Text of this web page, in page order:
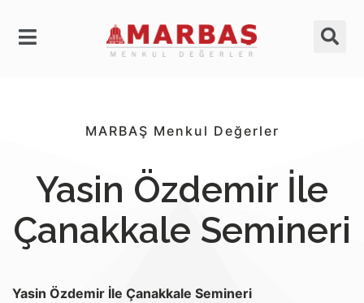
MARBAŞ Menkul Değerler
Yasin Özdemir İle
Çanakkale Semineri
Yasin Özdemir İle Çanakkale Semineri